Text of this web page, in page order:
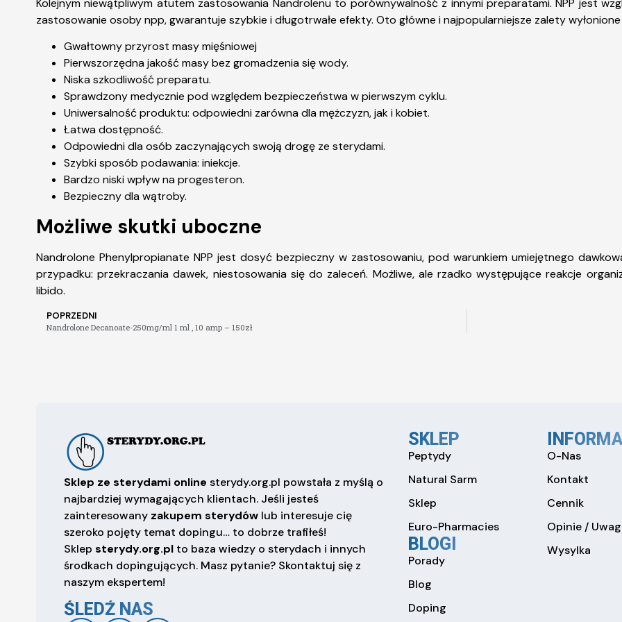
Kolejnym niewątpliwym atutem zastosowania Nandrolenu to porównywalność z innymi preparatami. NPP jest
zastosowanie osoby npp, gwarantuje szybkie i długotrwałe efekty. Oto główne i najpopularniejsze zalety
Gwałtowny przyrost masy mięśniowej
Pierwszorzędna jakość masy bez gromadzenia się wody.
Niska szkodliwość preparatu.
Sprawdzony medycznie pod względem bezpieczeństwa w pierwszym cyklu.
Uniwersalność produktu: odpowiedni zarówna dla mężczyzn, jak i kobiet.
Łatwa dostępność.
Odpowiedni dla osób zaczynających swoją drogę ze sterydami.
Szybki sposób podawania: iniekcje.
Bardzo niski wpływ na progesteron.
Bezpieczny dla wątroby.
Możliwe skutki uboczne
Nandrolone Phenylpropianate NPP jest dosyć bezpieczny w zastosowaniu, pod warunkiem umiejętnego
przypadku: przekraczania dawek, niestosowania się do zaleceń. Możliwe, ale rzadko występujące reakcje
libido.
POPRZEDNI
Nandrolone Decanoate-250mg/ml 1 ml , 10 amp – 150zł
Sklep ze sterydami online sterydy.org.pl powstała z myślą o
najbardziej wymagających klientach. Jeśli jesteś
zainteresowany zakupem sterydów lub interesuje cię
szeroko pojęty temat dopingu… to dobrze trafiłeś!
Sklep sterydy.org.pl to baza wiedzy o sterydach i innych
środkach dopingujących. Masz pytanie? Skontaktuj się z
naszym ekspertem!
ŚLEDŹ NAS
SKLEP
Peptydy
Natural Sarm
Sklep
Euro-Pharmacies
BLOGI
Porady
Blog
Doping
O-Nas
Kontakt
Cennik
Opinie /
Wysylka